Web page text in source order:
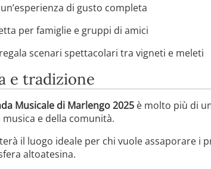
di gusto completa
per famiglie e gruppi di amici
scenari spettacolari tra vigneti e meleti
e tradizione
Musicale di Marlengo 2025 è molto più di
e della comunità.
il luogo ideale per chi vuole assaporare i
altoatesina.